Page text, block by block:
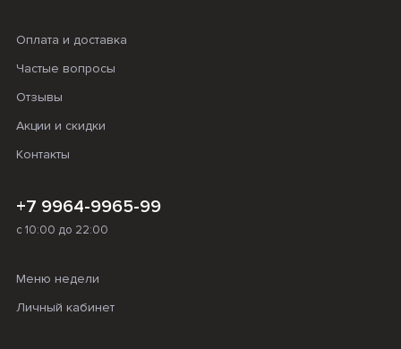
Оплата и доставка
Частые вопросы
Отзывы
Акции и скидки
Контакты
+7 9964-9965-99
с 10:00 до 22:00
Меню недели
Личный кабинет